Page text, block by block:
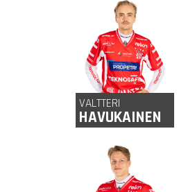
VALTTERI
HAVUKAINEN